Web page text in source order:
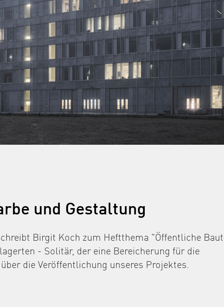
und Gestaltung
Birgit Koch zum Heftthema "Öffentliche
- Solitär, der eine Bereicherung für die
die Veröffentlichung unseres Projektes.